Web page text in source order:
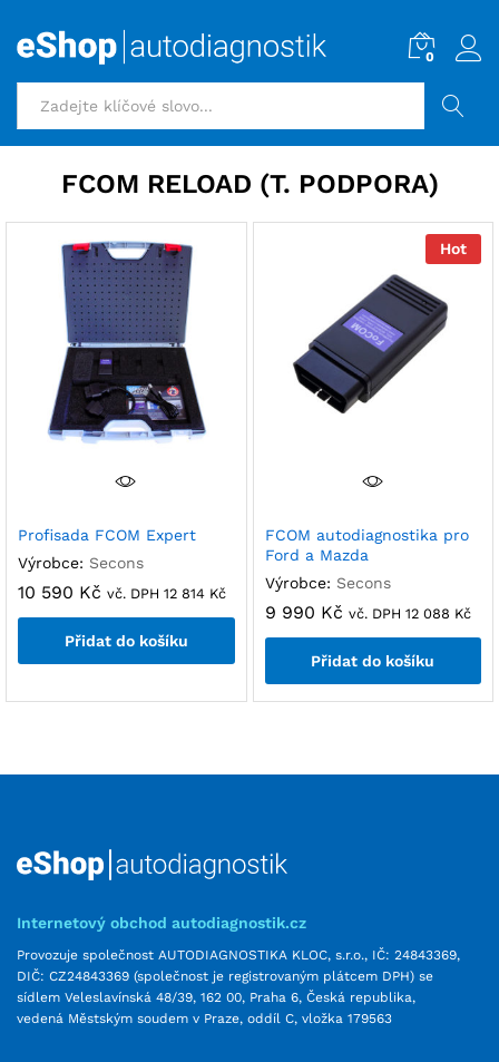
0
FCOM RELOAD (T. PODPORA)
Profisada FCOM Expert
Výrobce: Secons
10 590 Kč vč. DPH 12 814 Kč
Přidat do košíku
Hot
FCOM autodiagnostika pro
Ford a Mazda
Výrobce: Secons
9 990 Kč vč. DPH 12 088 Kč
Přidat do košíku
Internetový obchod autodiagnostik.cz
Provozuje společnost AUTODIAGNOSTIKA KLOC, s.r.o., IČ: 24843369,
DIČ: CZ24843369 (společnost je registrovaným plátcem DPH) se
sídlem Veleslavínská 48/39, 162 00, Praha 6, Česká republika,
vedená Městským soudem v Praze, oddíl C, vložka 179563